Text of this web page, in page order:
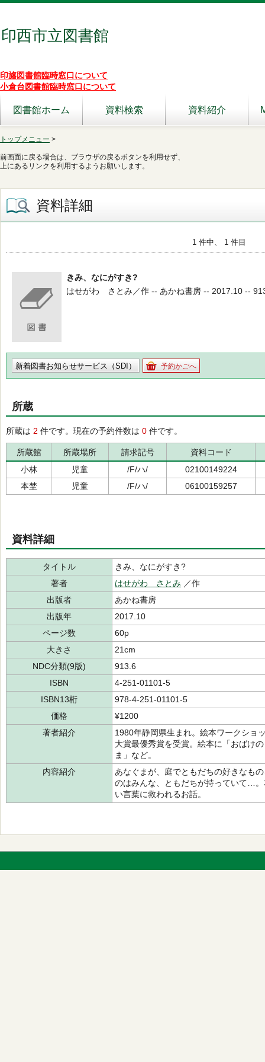
印西市立図書館
印旛図書館臨時窓口について
小倉台図書館臨時窓口について
図書館ホーム 資料検索 資料紹介
トップメニュー >
前画面に戻る場合は、ブラウザの戻るボタンを利用せず、
上にあるリンクを利用するようお願いします。
資料詳細
1 件中、 1 件目
きみ、なにがすき?
はせがわ さとみ／作 -- あかね書房 -- 2017.10 --
新着図書お知らせサービス（SDI） 予約かごへ
所蔵
所蔵は 2 件です。現在の予約件数は 0 件です。
所蔵館 所蔵場所 請求記号
資料コード
小林
児童 /F/ハ/
02100149224
本埜
児童 /F/ハ/ 06100159257
資料詳細
タイトル
きみ、なにがすき?
著者
はせがわ さとみ ／作
出版者
あかね書房
出版年
2017.10
ページ数
60p
大きさ
21cm
NDC分類(9版)
913.6
ISBN
4-251-01101-5
ISBN13桁
978-4-251-01101-5
価格
¥1200
著者紹介
1980年静岡県生まれ。絵本ワークショ
大賞最優秀賞を受賞。絵本に「おばけ
ま」など。
内容紹介
あなぐまが、庭でともだちの好きなも
のはみんな、ともだちが持っていて…
い言葉に救われるお話。